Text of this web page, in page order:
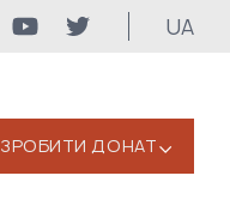
UA
ЗРОБИТИ ДОНАТ‹